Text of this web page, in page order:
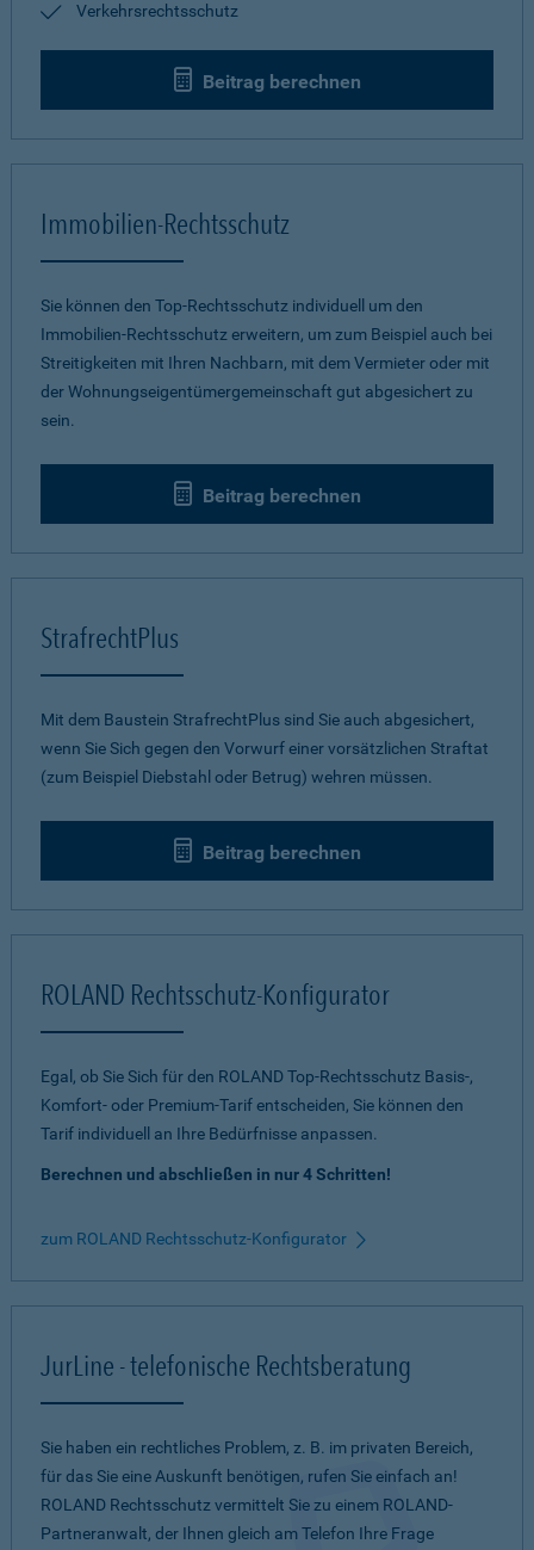
Verkehrsrechtsschutz
Beitrag berechnen
Immobilien-Rechtsschutz
Sie können den Top-Rechtsschutz individuell um den
Immobilien-Rechtsschutz erweitern, um zum Beispiel auch bei
Streitigkeiten mit Ihren Nachbarn, mit dem Vermieter oder mit
der Wohnungseigentümergemeinschaft gut abgesichert zu
sein.
Beitrag berechnen
StrafrechtPlus
Mit dem Baustein StrafrechtPlus sind Sie auch abgesichert,
wenn Sie Sich gegen den Vorwurf einer vorsätzlichen Straftat
(zum Beispiel Diebstahl oder Betrug) wehren müssen.
Beitrag berechnen
ROLAND Rechtsschutz-Konfigurator
Egal, ob Sie Sich für den ROLAND Top-Rechtsschutz Basis-,
Komfort- oder Premium-Tarif entscheiden, Sie können den
Tarif individuell an Ihre Bedürfnisse anpassen.
Berechnen und abschließen in nur 4 Schritten!
zum ROLAND Rechtsschutz-Konfigurator
JurLine - telefonische Rechtsberatung
Sie haben ein rechtliches Problem, z. B. im privaten Bereich,
für das Sie eine Auskunft benötigen, rufen Sie einfach an!
ROLAND Rechtsschutz vermittelt Sie zu einem ROLAND-
Partneranwalt, der Ihnen gleich am Telefon Ihre Frage